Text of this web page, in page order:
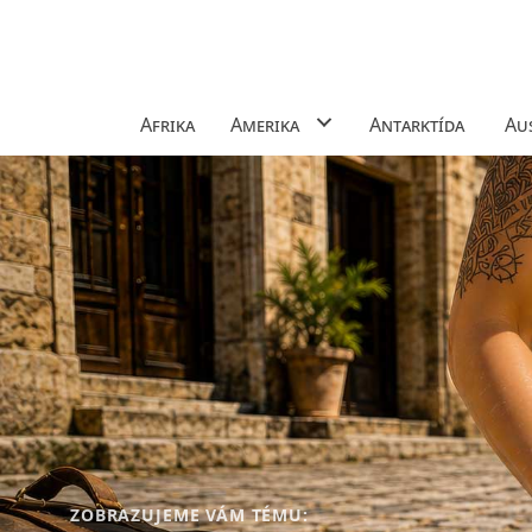
Afrika Amerika Antarktída
ZOBRAZUJEME VÁM TÉMU: